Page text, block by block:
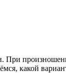
При
какой